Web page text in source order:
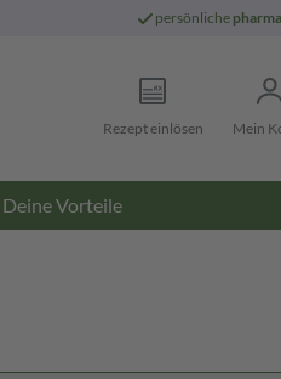
persönliche
Rezept einlösen Mein
Deine Vorteile